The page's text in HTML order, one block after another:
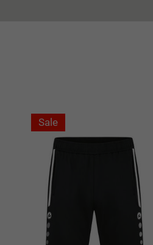
Sale